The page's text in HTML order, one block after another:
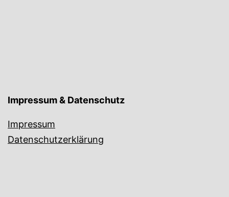
Impressum & Datenschutz
Impressum
Datenschutzerklärung